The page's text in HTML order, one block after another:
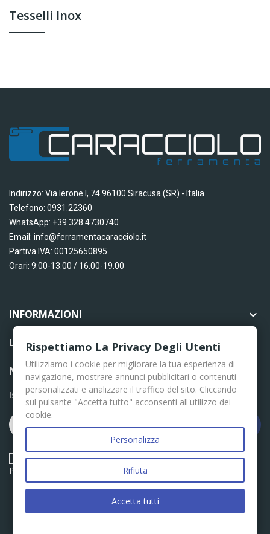
Tesselli Inox
Indirizzo: Via Ierone I, 74 96100 Siracusa (SR) - Italia
Telefono: 0931.22360
WhatsApp: +39 328 4730740
Email: info@ferramentacaracciolo.it
Partiva IVA: 00125650895
Orari: 9:00-13.00 / 16.00-19.00
INFORMAZIONI 
LINK UTILI
NEWSLETTER
Iscriviti per le ultime news
Iscriviti
Acconsento ai termini e condizioni descritti nella Privacy
Policy
Rispettiamo La Privacy Degli Utenti
Utilizziamo i cookie per migliorare la tua esperienza di
navigazione, mostrare annunci pubblicitari o contenuti
personalizzati e analizzare il traffico del sito. Cliccando
sul pulsante "Accetta tutto" acconsenti all'utilizzo dei
cookie.
Personalizza
Rifiuta
Accetta tutti